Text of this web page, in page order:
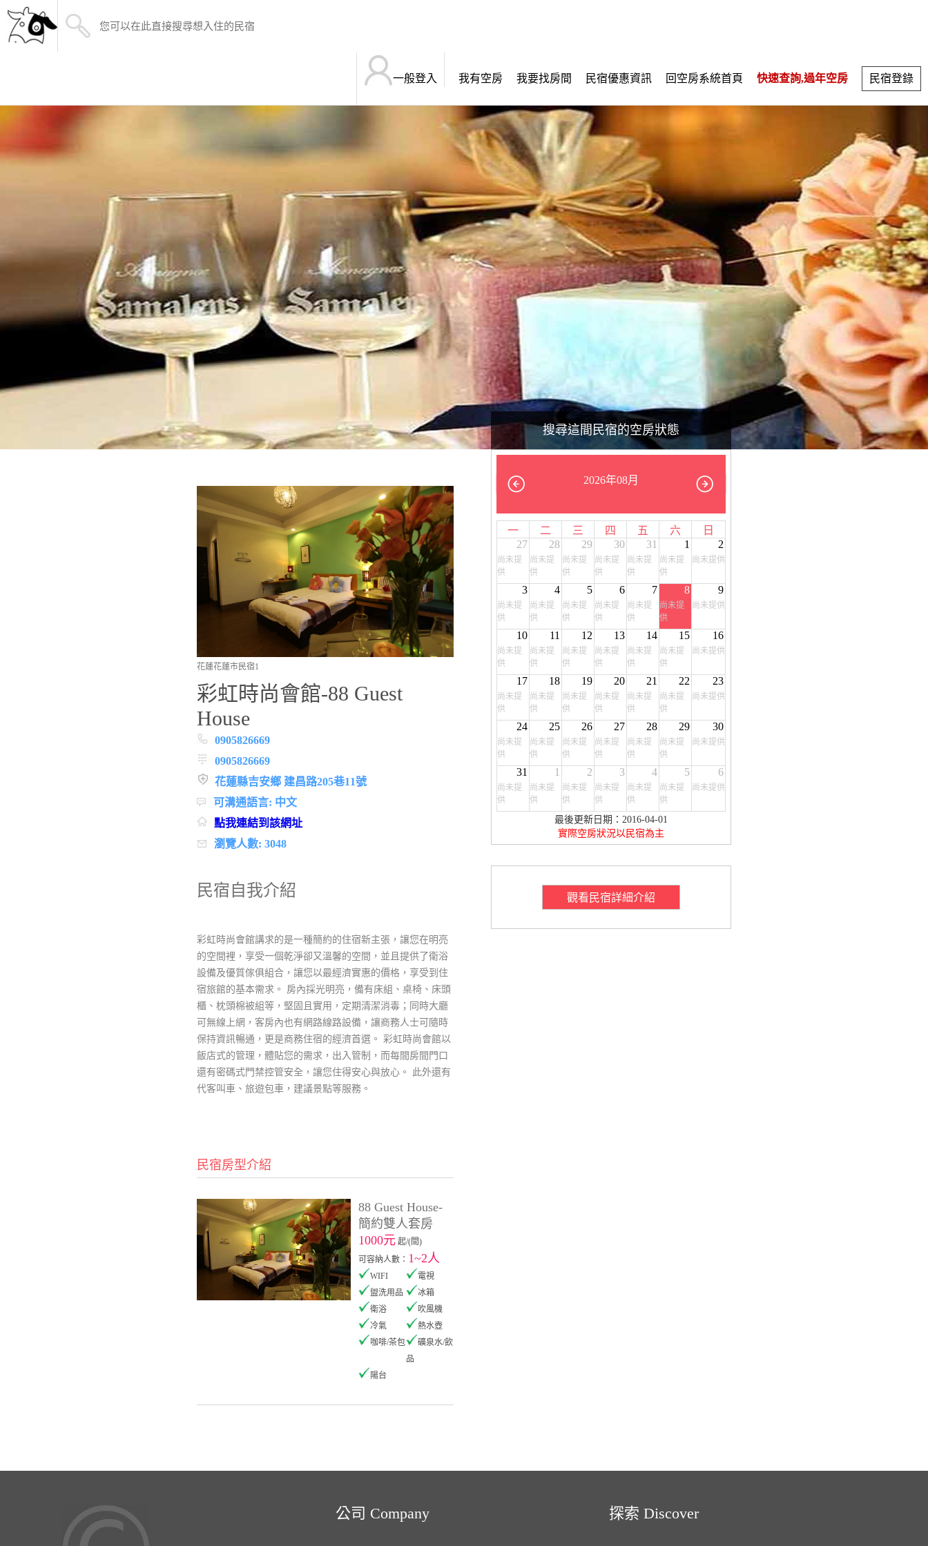
一般登入 我有空房 我要找房間 民宿優惠資訊 回空房系統首頁 快速查詢,過年空房 民宿登錄
搜尋這間民宿的空房狀態
2026年08月
一 二 三 四 五 六
日
27
尚未提
供
28
尚未提
供
29
尚未提
供
30
尚未提
供
31
尚未提
供
1
尚未提
供
2
尚未提供
3
尚未提
供
4
尚未提
供
5
尚未提
供
6
尚未提
供
7
尚未提
供
8
尚未提
供
9
尚未提供
10
尚未提
供
11
尚未提
供
12
尚未提
供
13
尚未提
供
14
尚未提
供
15
尚未提
供
16
尚未提供
17
尚未提
供
18
尚未提
供
19
尚未提
供
20
尚未提
供
21
尚未提
供
22
尚未提
供
23
尚未提供
24
尚未提
供
25
尚未提
供
26
尚未提
供
27
尚未提
供
28
尚未提
供
29
尚未提
供
30
尚未提供
31
尚未提
供
1
尚未提
供
2
尚未提
供
3
尚未提
供
4
尚未提
供
5
尚未提
供
6
尚未提供
最後更新日期：2016-04-01
實際空房狀況以民宿為主
觀看民宿詳細介紹
花蓮花蓮市民宿1
彩虹時尚會館-88 Guest
House
0905826669
0905826669
花蓮縣吉安鄉 建昌路205巷11號
可溝通語言: 中文
點我連結到該網址
瀏覽人數: 3048
民宿自我介紹
彩虹時尚會館講求的是一種簡約的住宿新主張，讓您在明亮
的空間裡，享受一個乾淨卻又溫馨的空間，並且提供了衛浴
設備及優質傢俱組合，讓您以最經濟實惠的價格，享受到住
宿旅館的基本需求。 房內採光明亮，備有床組、桌椅、床頭
櫃、枕頭棉被組等，堅固且實用，定期清潔消毒；同時大廳
可無線上網，客房內也有網路線路設備，讓商務人士可隨時
保持資訊暢通，更是商務住宿的經濟首選。 彩虹時尚會館以
飯店式的管理，體貼您的需求，出入管制，而每間房間門口
還有密碼式門禁控管安全，讓您住得安心與放心。 此外還有
代客叫車、旅遊包車，建議景點等服務。
民宿房型介紹
88 Guest House-
簡約雙人套房
1000元 起/(間)
可容納人數： 1~2人
WIFI
電視
盥洗用品
冰箱
衛浴
吹風機
冷氣
熱水壺
咖啡/茶包
礦泉水/飲
品
陽台
公司 Company 探索 Discover